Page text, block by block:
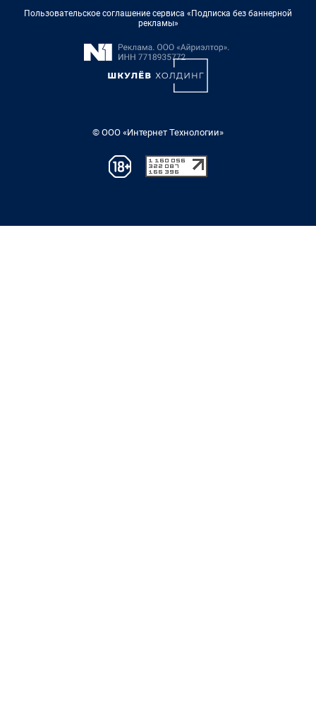
Пользовательское соглашение сервиса «Подписка без баннерной
рекламы»
© ООО «Интернет Технологии»